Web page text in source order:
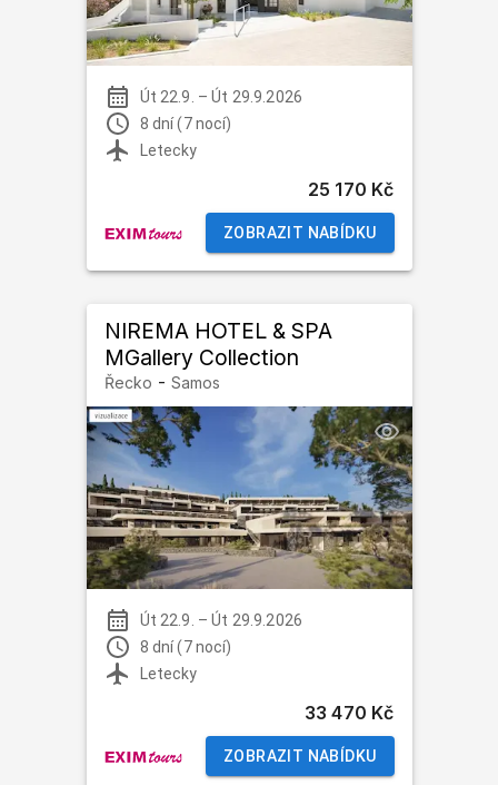
Út 22.9. –Út 29.9.2026
8 dní (7 nocí)
Letecky
25 170 Kč
ZOBRAZIT NABÍDKU
NIREMA HOTEL & SPA
MGallery Collection
Řecko - Samos
Út 22.9. –Út 29.9.2026
8 dní (7 nocí)
Letecky
33 470 Kč
ZOBRAZIT NABÍDKU